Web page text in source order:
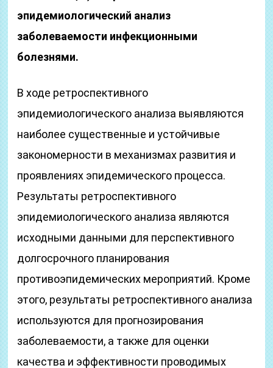
эпидемиологический анализ
заболеваемости инфекционными
болезнями.
В ходе ретроспективного
эпидемиологического анализа выявляются
наиболее существенные и устойчивые
закономерности в механизмах развития и
проявлениях эпидемического процесса.
Результаты ретроспективного
эпидемиологического анализа являются
исходными данными для перспективного
долгосрочного планирования
противоэпидемических мероприятий. Кроме
этого, результаты ретроспективного анализа
используются для прогнозирования
заболеваемости, а также для оценки
качества и эффективности проводимых